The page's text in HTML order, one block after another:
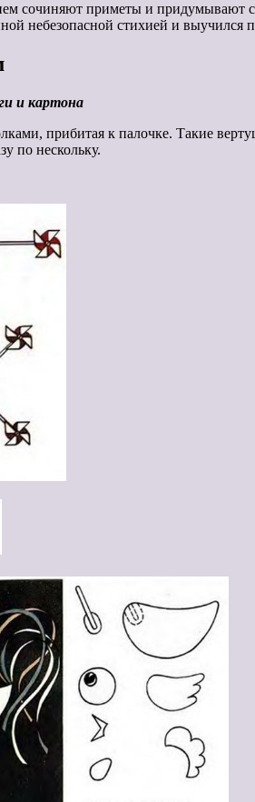
сочиняют приметы и придумывают
небезопасной стихией и выучился
и картона
прибитая к палочке. Такие
по нескольку.